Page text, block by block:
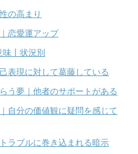
の高まり
恋愛運アップ
味丨状況別
表現に対して葛藤している
う夢｜他者のサポートがある
自分の価値観に疑問を感じて
ラブルに巻き込まれる暗示